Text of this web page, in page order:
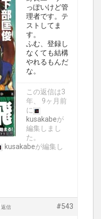
っぽいけど管
理者です。テ
ストしてま
す。
ふむ、登録し
なくても結構
やれるもんだ
な。
この返信は3
年、 9ヶ月前
に
kusakabeが
編集しまし
た。
kusakabeが編集し
#543
返信